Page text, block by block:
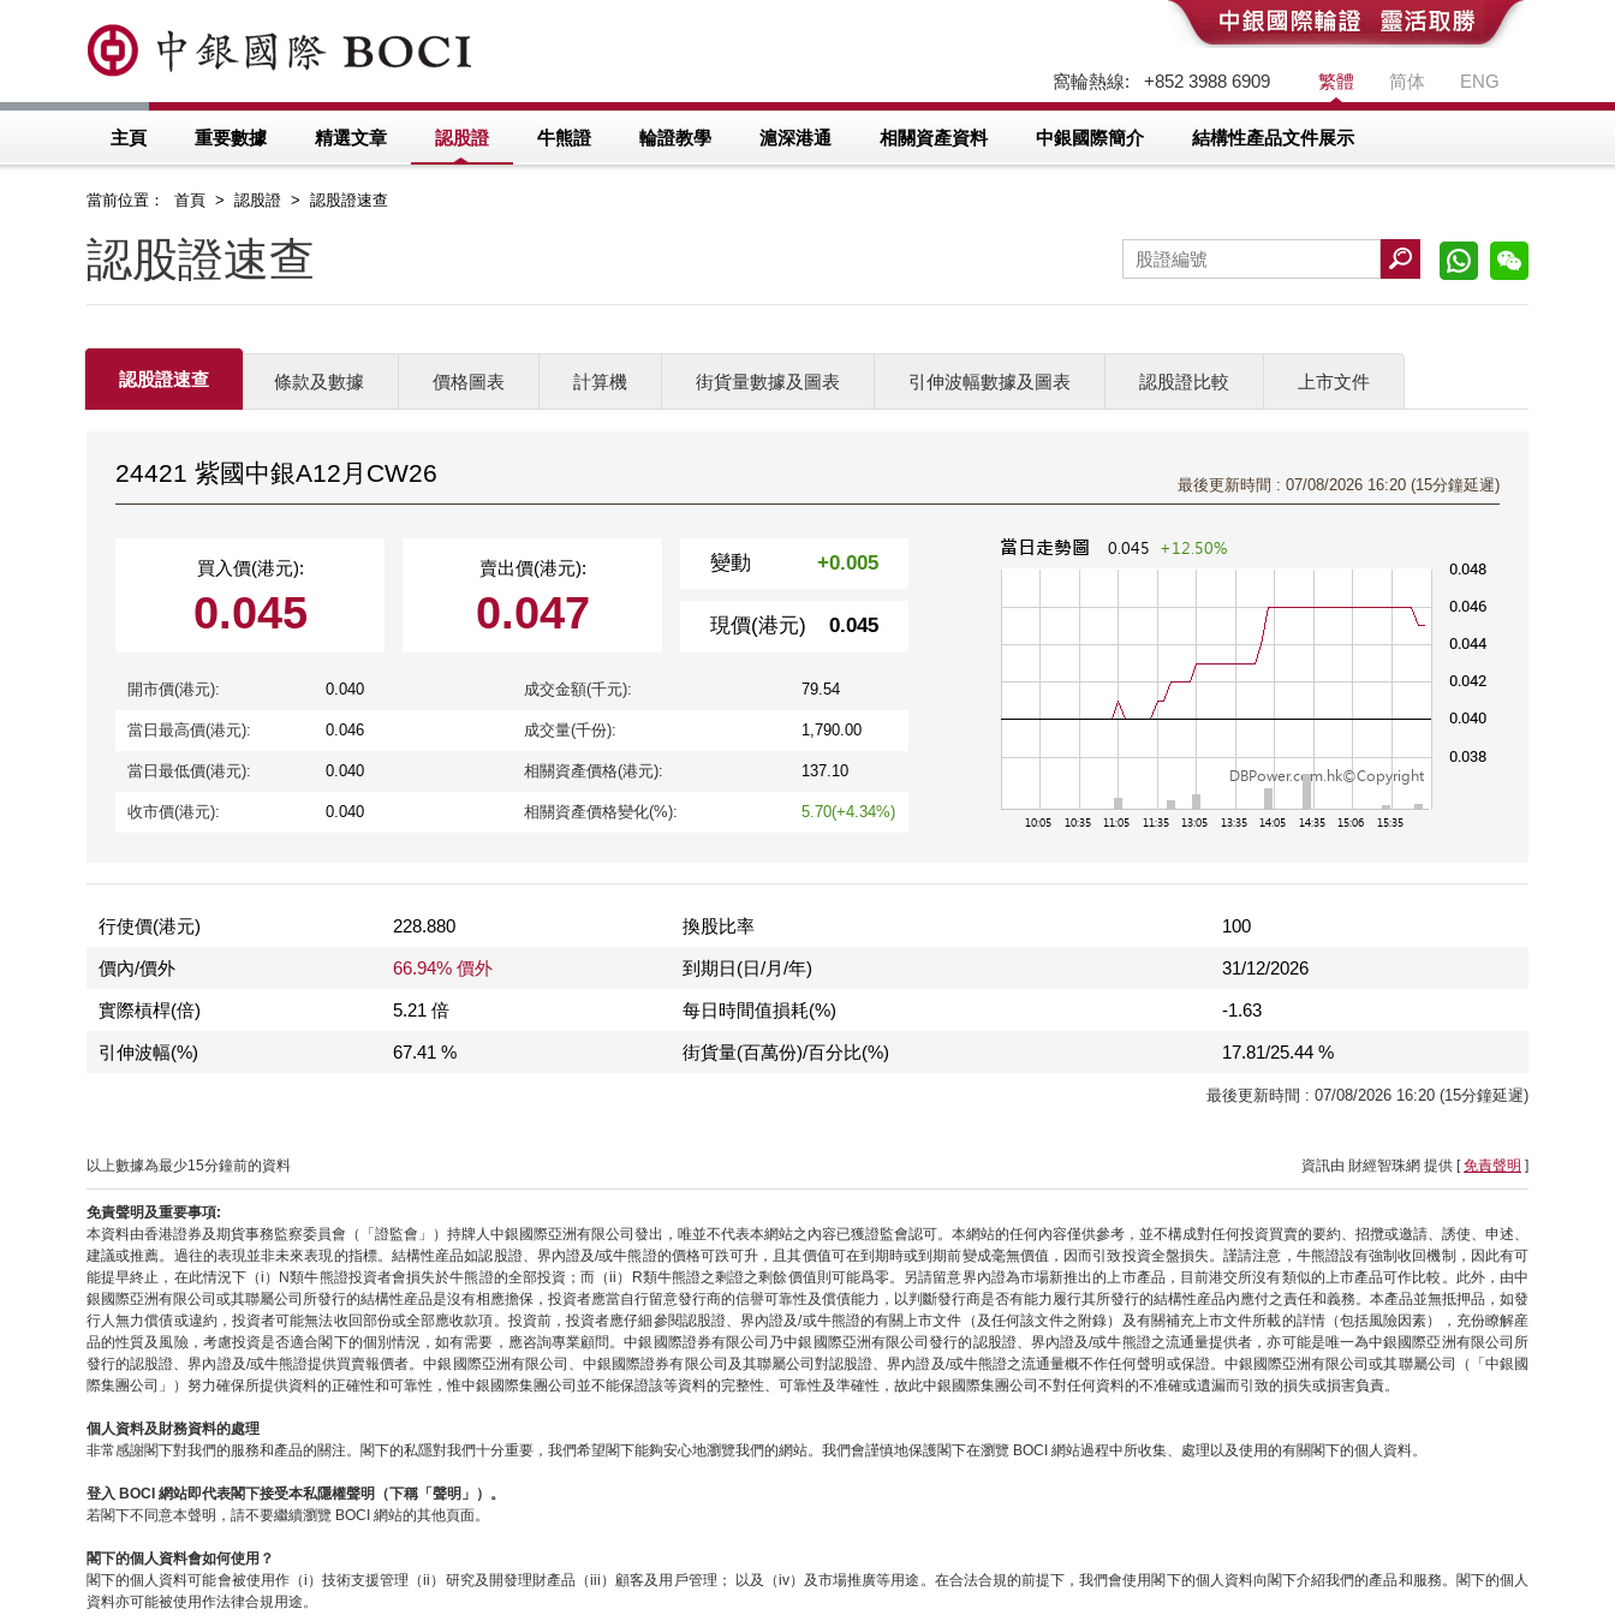
繁體 简体 ENG
窩輪熱線: +852 3988 6909
主頁 重要數據 精選文章 認股證 牛熊證 輪證教學 滬深港通 相關資產資料 中銀國際簡介 結構性產品文件展示
當前位置： 首頁 > 認股證 > 認股證速查
認股證速查
認股證速查 條款及數據 價格圖表 計算機 街貨量數據及圖表 引伸波幅數據及圖表 認股證比較 上市文件
24421 紫國中銀A12月CW26 最後更新時間 : 07/08/2026 16:20 (15分鐘延遲)
買入價(港元):
0.045
賣出價(港元):
0.047
變動 +0.005
現價(港元) 0.045
開市價(港元): 0.040 成交金額(千元): 79.54
當日最高價(港元): 0.046 成交量(千份): 1,790.00
當日最低價(港元): 0.040 相關資產價格(港元): 137.10
收市價(港元): 0.040 相關資產價格變化(%): 5.70(+4.34%)
行使價(港元) 228.880 換股比率 100
價內/價外 66.94% 價外 到期日(日/月/年) 31/12/2026
實際槓桿(倍) 5.21 倍 每日時間值損耗(%) -1.63
引伸波幅(%) 67.41 % 街貨量(百萬份)/百分比(%) 17.81/25.44 %
最後更新時間 : 07/08/2026 16:20 (15分鐘延遲)
以上數據為最少15分鐘前的資料 資訊由 財經智珠網 提供 [免責聲明 ]
免責聲明及重要事項:
本資料由香港證券及期貨事務監察委員會（「證監會」）持牌人中銀國際亞洲有限公司發出，唯並不代表本網站之內容已獲證監會認可。本網站的任何內容僅供參考，並不構成對任何投資買賣的要約、招攬或邀請、誘使、申述、
建議或推薦。過往的表現並非未來表現的指標。結構性産品如認股證、界內證及/或牛熊證的價格可跌可升，且其價值可在到期時或到期前變成毫無價值，因而引致投資全盤損失。謹請注意，牛熊證設有強制收回機制，因此有可
能提早終止，在此情況下（i）N類牛熊證投資者會損失於牛熊證的全部投資；而（ii）R類牛熊證之剩證之剩餘價值則可能爲零。另請留意界內證為市場新推出的上市產品，目前港交所沒有類似的上市產品可作比較。此外，由中
銀國際亞洲有限公司或其聯屬公司所發行的結構性産品是沒有相應擔保，投資者應當自行留意發行商的信譽可靠性及償債能力，以判斷發行商是否有能力履行其所發行的結構性産品內應付之責任和義務。本產品並無抵押品，如發
行人無力償債或違約，投資者可能無法收回部份或全部應收款項。投資前，投資者應仔細參閱認股證、界內證及/或牛熊證的有關上市文件（及任何該文件之附錄）及有關補充上市文件所載的詳情（包括風險因素），充份瞭解産
品的性質及風險，考慮投資是否適合閣下的個別情況，如有需要，應咨詢專業顧問。中銀國際證券有限公司乃中銀國際亞洲有限公司發行的認股證、界內證及/或牛熊證之流通量提供者，亦可能是唯一為中銀國際亞洲有限公司所
發行的認股證、界內證及/或牛熊證提供買賣報價者。中銀國際亞洲有限公司、中銀國際證券有限公司及其聯屬公司對認股證、界內證及/或牛熊證之流通量概不作任何聲明或保證。中銀國際亞洲有限公司或其聯屬公司（「中銀國
際集團公司」）努力確保所提供資料的正確性和可靠性，惟中銀國際集團公司並不能保證該等資料的完整性、可靠性及準確性，故此中銀國際集團公司不對任何資料的不准確或遺漏而引致的損失或損害負責。
個人資料及財務資料的處理
非常感謝閣下對我們的服務和產品的關注。閣下的私隱對我們十分重要，我們希望閣下能夠安心地瀏覽我們的網站。我們會謹慎地保護閣下在瀏覽 BOCI 網站過程中所收集、處理以及使用的有關閣下的個人資料。
登入 BOCI 網站即代表閣下接受本私隱權聲明（下稱「聲明」）。
若閣下不同意本聲明，請不要繼續瀏覽 BOCI 網站的其他頁面。
閣下的個人資料會如何使用？
閣下的個人資料可能會被使用作（i）技術支援管理（ii）研究及開發理財產品（iii）顧客及用戶管理； 以及（iv）及市場推廣等用途。在合法合規的前提下，我們會使用閣下的個人資料向閣下介紹我們的產品和服務。閣下的個人
資料亦可能被使用作法律合規用途。